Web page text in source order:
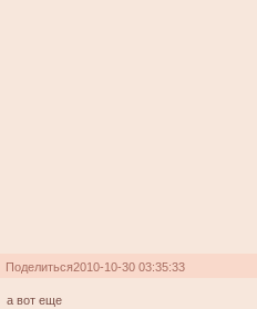
Поделиться2010-10-30 03:35:33
а вот еще